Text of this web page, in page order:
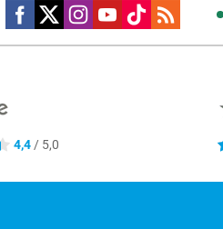
Social media
4,4 / 5,0